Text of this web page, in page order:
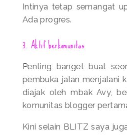
Intinya tetap semangat
Ada progres.
3. Aktif berkomunitas
Penting banget buat
pembuka jalan menjalani
diajak oleh mbak Avy,
komunitas blogger
Kini selain BLITZ saya